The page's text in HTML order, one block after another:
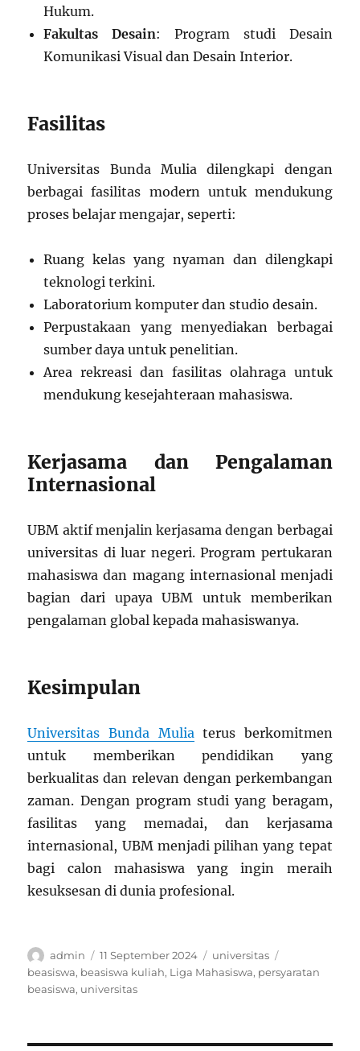
Hukum.
Fakultas Desain: Program studi Desain
Komunikasi Visual dan Desain Interior.
Fasilitas
Universitas Bunda Mulia dilengkapi dengan
berbagai fasilitas modern untuk mendukung
proses belajar mengajar, seperti:
Ruang kelas yang nyaman dan dilengkapi
teknologi terkini.
Laboratorium komputer dan studio desain.
Perpustakaan yang menyediakan berbagai
sumber daya untuk penelitian.
Area rekreasi dan fasilitas olahraga untuk
mendukung kesejahteraan mahasiswa.
Kerjasama dan Pengalaman
Internasional
UBM aktif menjalin kerjasama dengan berbagai
universitas di luar negeri. Program pertukaran
mahasiswa dan magang internasional menjadi
bagian dari upaya UBM untuk memberikan
pengalaman global kepada mahasiswanya.
Kesimpulan
Universitas Bunda Mulia terus berkomitmen
untuk memberikan pendidikan yang
berkualitas dan relevan dengan perkembangan
zaman. Dengan program studi yang beragam,
fasilitas yang memadai, dan kerjasama
internasional, UBM menjadi pilihan yang tepat
bagi calon mahasiswa yang ingin meraih
kesuksesan di dunia profesional.
Author
admin
Posted
on
11 September 2024 Categories
universitas
beasiswa, beasiswa kuliah, Liga Mahasiswa, persyaratan
beasiswa, universitas